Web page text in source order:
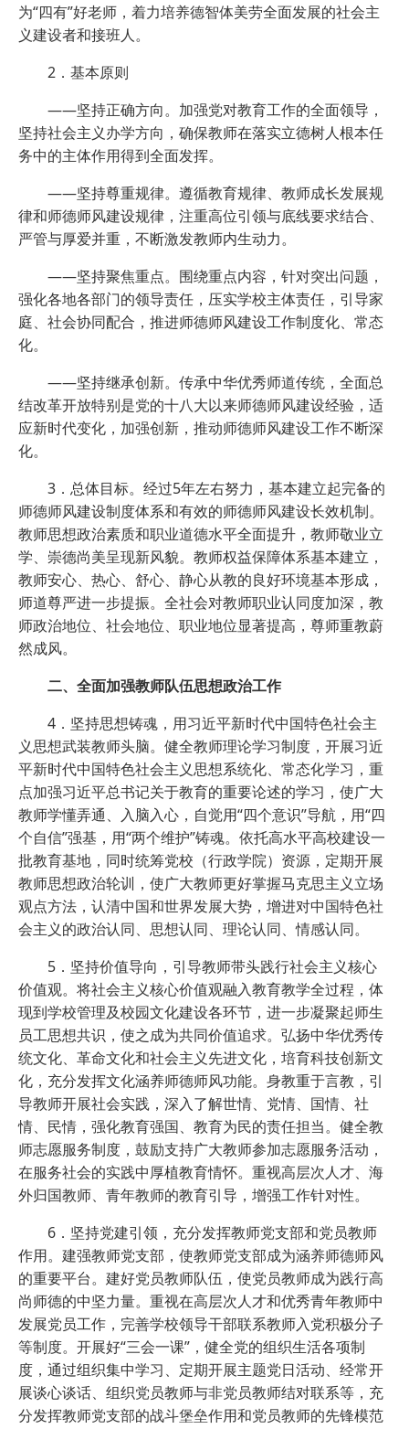
为“四有”好老师，着力培养德智体美劳全面发展的社会主
义建设者和接班人。
2．基本原则
——坚持正确方向。加强党对教育工作的全面领导，
坚持社会主义办学方向，确保教师在落实立德树人根本任
务中的主体作用得到全面发挥。
——坚持尊重规律。遵循教育规律、教师成长发展规
律和师德师风建设规律，注重高位引领与底线要求结合、
严管与厚爱并重，不断激发教师内生动力。
——坚持聚焦重点。围绕重点内容，针对突出问题，
强化各地各部门的领导责任，压实学校主体责任，引导家
庭、社会协同配合，推进师德师风建设工作制度化、常态
化。
——坚持继承创新。传承中华优秀师道传统，全面总
结改革开放特别是党的十八大以来师德师风建设经验，适
应新时代变化，加强创新，推动师德师风建设工作不断深
化。
3．总体目标。经过5年左右努力，基本建立起完备的
师德师风建设制度体系和有效的师德师风建设长效机制。
教师思想政治素质和职业道德水平全面提升，教师敬业立
学、崇德尚美呈现新风貌。教师权益保障体系基本建立，
教师安心、热心、舒心、静心从教的良好环境基本形成，
师道尊严进一步提振。全社会对教师职业认同度加深，教
师政治地位、社会地位、职业地位显著提高，尊师重教蔚
然成风。
二、全面加强教师队伍思想政治工作
4．坚持思想铸魂，用习近平新时代中国特色社会主
义思想武装教师头脑。健全教师理论学习制度，开展习近
平新时代中国特色社会主义思想系统化、常态化学习，重
点加强习近平总书记关于教育的重要论述的学习，使广大
教师学懂弄通、入脑入心，自觉用“四个意识”导航，用“四
个自信”强基，用“两个维护”铸魂。依托高水平高校建设一
批教育基地，同时统筹党校（行政学院）资源，定期开展
教师思想政治轮训，使广大教师更好掌握马克思主义立场
观点方法，认清中国和世界发展大势，增进对中国特色社
会主义的政治认同、思想认同、理论认同、情感认同。
5．坚持价值导向，引导教师带头践行社会主义核心
价值观。将社会主义核心价值观融入教育教学全过程，体
现到学校管理及校园文化建设各环节，进一步凝聚起师生
员工思想共识，使之成为共同价值追求。弘扬中华优秀传
统文化、革命文化和社会主义先进文化，培育科技创新文
化，充分发挥文化涵养师德师风功能。身教重于言教，引
导教师开展社会实践，深入了解世情、党情、国情、社
情、民情，强化教育强国、教育为民的责任担当。健全教
师志愿服务制度，鼓励支持广大教师参加志愿服务活动，
在服务社会的实践中厚植教育情怀。重视高层次人才、海
外归国教师、青年教师的教育引导，增强工作针对性。
6．坚持党建引领，充分发挥教师党支部和党员教师
作用。建强教师党支部，使教师党支部成为涵养师德师风
的重要平台。建好党员教师队伍，使党员教师成为践行高
尚师德的中坚力量。重视在高层次人才和优秀青年教师中
发展党员工作，完善学校领导干部联系教师入党积极分子
等制度。开展好“三会一课”，健全党的组织生活各项制
度，通过组织集中学习、定期开展主题党日活动、经常开
展谈心谈话、组织党员教师与非党员教师结对联系等，充
分发挥教师党支部的战斗堡垒作用和党员教师的先锋模范